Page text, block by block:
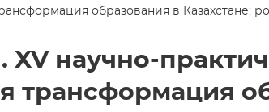
образования в Казахстане:
XV научно-
трансформация